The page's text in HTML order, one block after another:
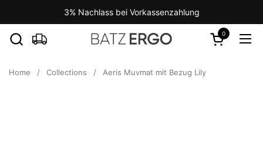
3% Nachlass bei Vorkassenzahlung
Open cart
0
Home / Collections / Aeris Muvmat mit Bezug Lily